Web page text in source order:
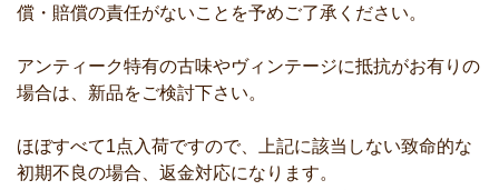
償・賠償の責任がないことを予めご了承ください。
アンティーク特有の古味やヴィンテージに抵抗がお有りの
場合は、新品をご検討下さい。
ほぼすべて1点入荷ですので、上記に該当しない致命的な
初期不良の場合、返金対応になります。